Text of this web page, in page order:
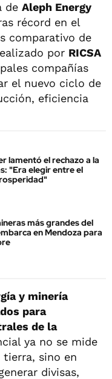
de Aleph Energy
récord en el
comparativo de
por RICSA
compañías
el nuevo ciclo de
eficiencia
lamentó el rechazo a la
"Era elegir entre el
más grandes del
en Mendoza para
y minería
para
de la
ya no se mide
tierra, sino en
divisas,